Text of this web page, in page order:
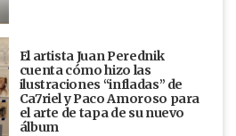
El artista Juan Perednik
cuenta cómo hizo las
ilustraciones “infladas” de
Ca7riel y Paco Amoroso para
el arte de tapa de su nuevo
álbum